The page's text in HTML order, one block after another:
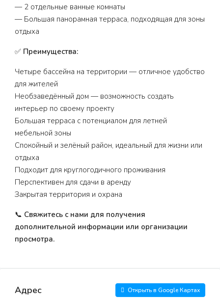
— 2 отдельные ванные комнаты
— Большая панорамная терраса, подходящая для зоны
отдыха
✅ Преимущества:
Четыре бассейна на территории — отличное удобство
для жителей
Необзаведённый дом — возможность создать
интерьер по своему проекту
Большая терраса с потенциалом для летней
мебельной зоны
Спокойный и зелёный район, идеальный для жизни или
отдыха
Подходит для круглогодичного проживания
Перспективен для сдачи в аренду
Закрытая территория и охрана
📞 Свяжитесь с нами для получения
дополнительной информации или организации
просмотра.
Адрес Открыть в Google Картах